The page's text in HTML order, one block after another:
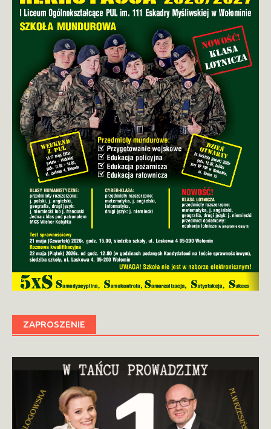
ZAPROSZENIE